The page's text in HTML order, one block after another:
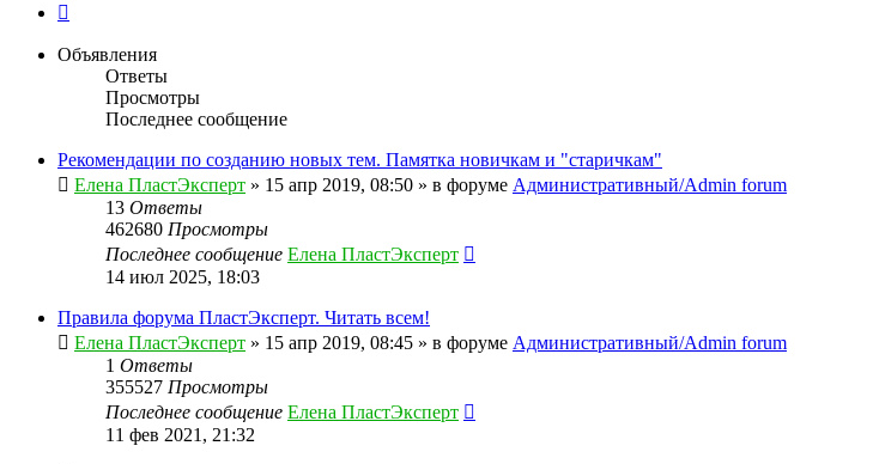
Объявления
Ответы
Просмотры
Последнее сообщение
Рекомендации по созданию новых тем. Памятка новичкам и "старичкам"
Елена ПластЭксперт » 15 апр 2019, 08:50 » в форуме Административный/Admin forum
13 Ответы
462680 Просмотры
Последнее сообщение Елена ПластЭксперт
14 июл 2025, 18:03
Правила форума ПластЭксперт. Читать всем!
Елена ПластЭксперт » 15 апр 2019, 08:45 » в форуме Административный/Admin forum
1 Ответы
355527 Просмотры
Последнее сообщение Елена ПластЭксперт
11 фев 2021, 21:32